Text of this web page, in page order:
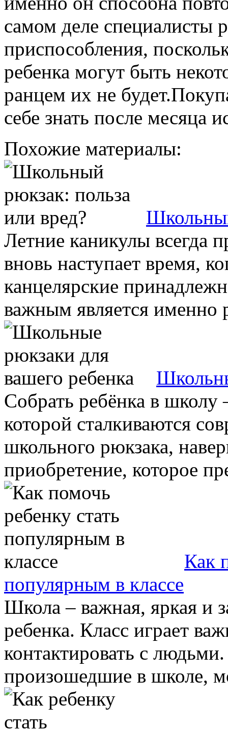
самом деле специалисты
приспособления,
ребенка могут быть
ранцем их не
себе знать после месяца
Похожие материалы:
Летние каникулы всегда
вновь наступает время,
канцелярские
важным является именно
Собрать ребёнка в школу
которой сталкиваются
школьного рюкзака,
приобретение, которое
Как
популярным в классе
Школа – важная, яркая и
ребенка. Класс играет
контактировать с
произошедшие в школе,